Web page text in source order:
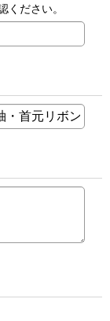
ください。